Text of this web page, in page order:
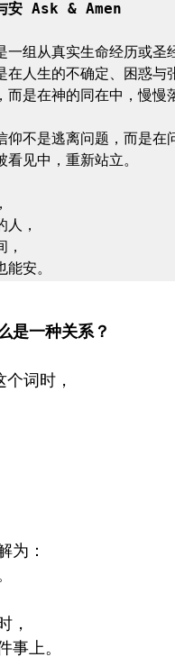
安 Ask & Amen
一组从真实生命经历或
在人生的不确定、困惑
而是在神的同在中，慢慢
仰不是逃离问题，而是
看见中，重新站立。
人，
是一种关系？
个词时，
为：
，
事上。